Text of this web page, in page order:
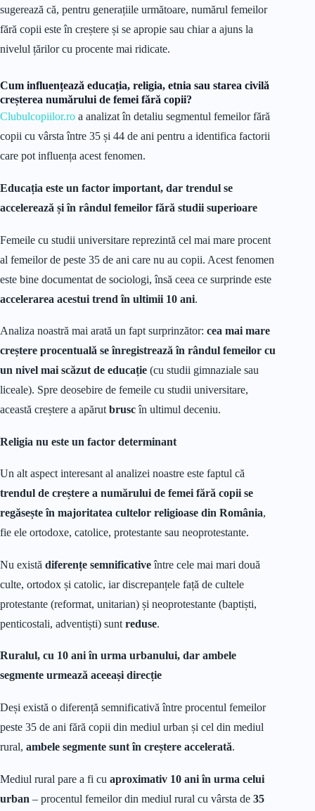
sugerează că, pentru generațiile următoare, numărul femeilor
fără copii este în creștere și se apropie sau chiar a ajuns la
nivelul țărilor cu procente mai ridicate.
Cum influențează educația, religia, etnia sau starea civilă
creșterea numărului de femei fără copii?
Clubulcopiilor.ro a analizat în detaliu segmentul femeilor fără
copii cu vârsta între 35 și 44 de ani pentru a identifica factorii
care pot influența acest fenomen.
Educația este un factor important, dar trendul se
accelerează și în rândul femeilor fără studii superioare
Femeile cu studii universitare reprezintă cel mai mare procent
al femeilor de peste 35 de ani care nu au copii. Acest fenomen
este bine documentat de sociologi, însă ceea ce surprinde este
accelerarea acestui trend în ultimii 10 ani.
Analiza noastră mai arată un fapt surprinzător: cea mai mare
creștere procentuală se înregistrează în rândul femeilor cu
un nivel mai scăzut de educație (cu studii gimnaziale sau
liceale). Spre deosebire de femeile cu studii universitare,
această creștere a apărut bruscîn ultimul deceniu.
Religia nu este un factor determinant
Un alt aspect interesant al analizei noastre este faptul că
trendul de creștere a numărului de femei fără copii se
regăsește în majoritatea cultelor religioase din România,
fie ele ortodoxe, catolice, protestante sau neoprotestante.
Nu există diferențe semnificativeîntre cele mai mari două
culte, ortodox și catolic, iar discrepanțele față de cultele
protestante (reformat, unitarian) și neoprotestante (baptiști,
penticostali, adventiști) sunt reduse.
Ruralul, cu 10 ani în urma urbanului, dar ambele
segmente urmează aceeași direcție
Deși există o diferență semnificativă între procentul femeilor
peste 35 de ani fără copii din mediul urban și cel din mediul
rural, ambele segmente sunt în creștere accelerată.
Mediul rural pare a fi cu aproximativ 10 ani în urma celui
urban – procentul femeilor din mediul rural cu vârsta de 35